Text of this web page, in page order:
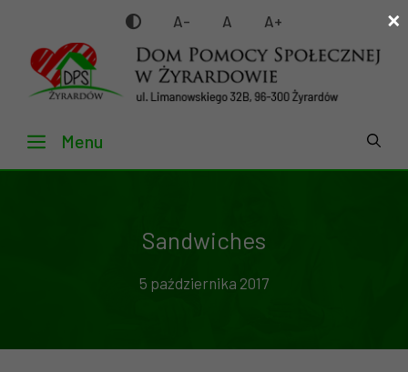
treści
A- A A+
Menu
Sandwiches
5 października 2017
×